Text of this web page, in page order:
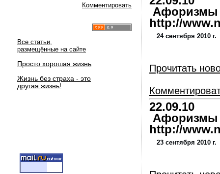
Комментировать
Все статьи,
размещённые на сайте
Просто хорошая жизнь
Жизнь без страха - это
другая жизнь!
Афоризмы
http://
24 сентября 2010 г.
Прочитать
22.09.10
Афоризмы
http://
23 сентября 2010 г.